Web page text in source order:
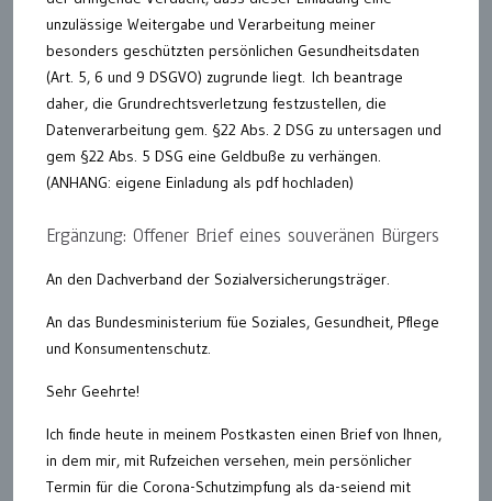
unzulässige Weitergabe und Verarbeitung meiner
besonders geschützten persönlichen Gesundheitsdaten
(Art. 5, 6 und 9 DSGVO) zugrunde liegt. Ich beantrage
daher, die Grundrechtsverletzung festzustellen, die
Datenverarbeitung gem. §22 Abs. 2 DSG zu untersagen und
gem §22 Abs. 5 DSG eine Geldbuße zu verhängen.
(ANHANG: eigene Einladung als pdf hochladen)
Ergänzung: Offener Brief eines souveränen Bürgers
An den Dachverband der Sozialversicherungsträger.
An das Bundesministerium füe Soziales, Gesundheit, Pflege
und Konsumentenschutz.
Sehr Geehrte!
Ich finde heute in meinem Postkasten einen Brief von Ihnen,
in dem mir, mit Rufzeichen versehen, mein persönlicher
Termin für die Corona-Schutzimpfung als da-seiend mit